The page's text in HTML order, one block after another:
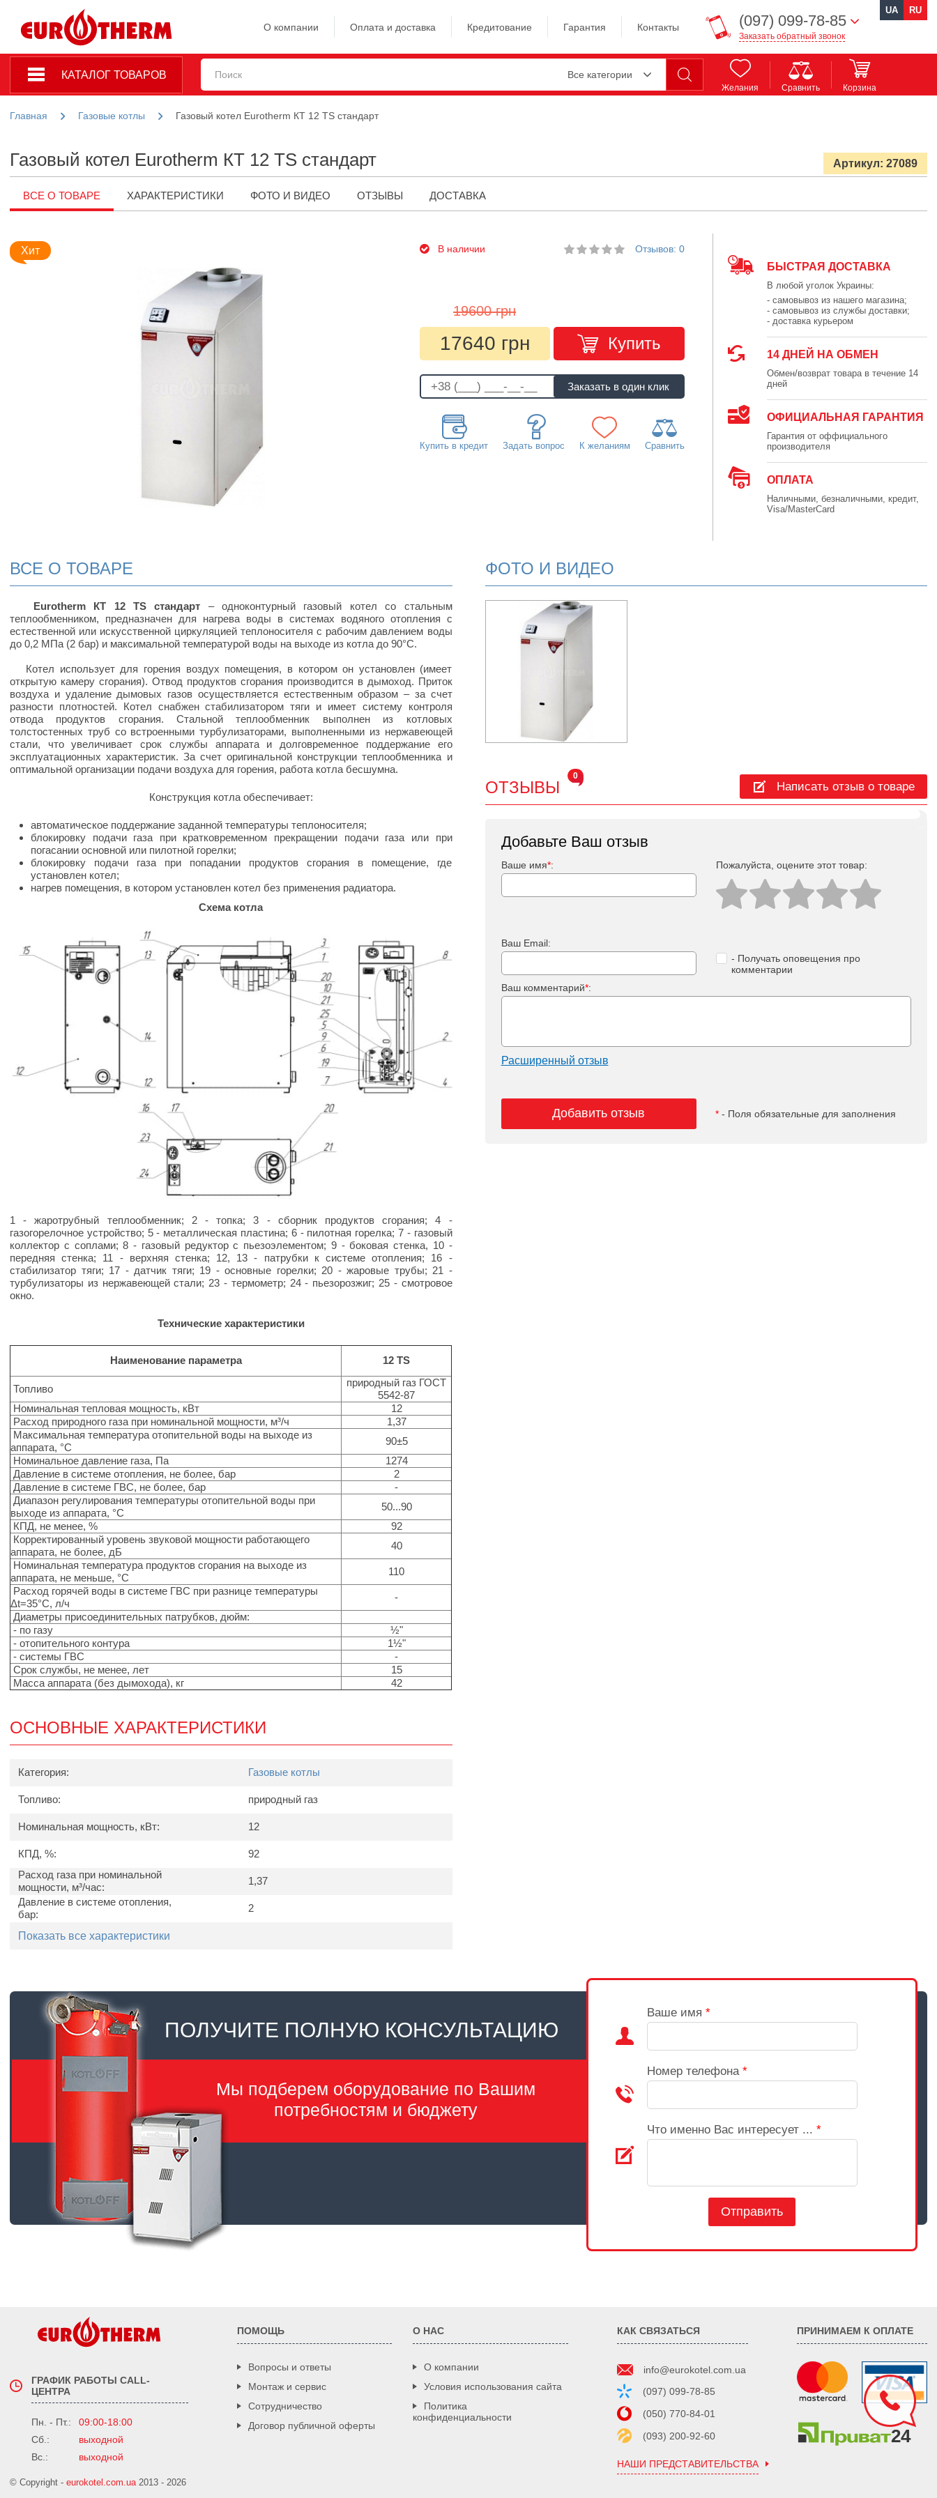
О компании Оплата и доставка Кредитование Гарантия Контакты (097) 099-78-85
Заказать обратный звонок
UA RU
КАТАЛОГ ТОВАРОВ Все категории
Желания Сравнить Корзина
Главная Газовые котлы Газовый котел Eurotherm КТ 12 TS стандарт
Газовый котел Eurotherm КТ 12 TS стандарт Артикул: 27089
ВСЕ О ТОВАРЕ ХАРАКТЕРИСТИКИ ФОТО И ВИДЕО ОТЗЫВЫ ДОСТАВКА
Хит В наличии Отзывов: 0
19600 грн
17640 грн Купить
Купить в кредит Задать вопрос К желаниям Сравнить
БЫСТРАЯ ДОСТАВКА
В любой уголок Украины:
- самовывоз из нашего магазина;
- самовывоз из службы доставки;
- доставка курьером
14 ДНЕЙ НА ОБМЕН
Обмен/возврат товара в течение 14
дней
ОФИЦИАЛЬНАЯ ГАРАНТИЯ
Гарантия от оффициального
производителя
ОПЛАТА
Наличными, безналичными, кредит,
Visa/MasterCard
ВСЕ О ТОВАРЕ
Eurotherm КТ 12 TS стандарт – одноконтурный газовый котел со стальным
теплообменником, предназначен для нагрева воды в системах водяного отопления с
естественной или искусственной циркуляцией теплоносителя с рабочим давлением воды
до 0,2 МПа (2 бар) и максимальной температурой воды на выходе из котла до 90°С.
Котел использует для горения воздух помещения, в котором он установлен (имеет
открытую камеру сгорания). Отвод продуктов сгорания производится в дымоход. Приток
воздуха и удаление дымовых газов осуществляется естественным образом – за счет
разности плотностей. Котел снабжен стабилизатором тяги и имеет систему контроля
отвода продуктов сгорания. Стальной теплообменник выполнен из котловых
толстостенных труб со встроенными турбулизаторами, выполненными из нержавеющей
стали, что увеличивает срок службы аппарата и долговременное поддержание его
эксплуатационных характеристик. За счет оригинальной конструкции теплообменника и
оптимальной организации подачи воздуха для горения, работа котла бесшумна.
Конструкция котла обеспечивает:
автоматическое поддержание заданной температуры теплоносителя;
блокировку подачи газа при кратковременном прекращении подачи газа или при
погасании основной или пилотной горелки;
блокировку подачи газа при попадании продуктов сгорания в помещение, где
установлен котел;
нагрев помещения, в котором установлен котел без применения радиатора.
Схема котла
1 - жаротрубный теплообменник; 2 - топка; 3 - сборник продуктов сгорания; 4 -
газогорелочное устройство; 5 - металлическая пластина; 6 - пилотная горелка; 7 - газовый
коллектор с соплами; 8 - газовый редуктор с пьезоэлементом; 9 - боковая стенка, 10 -
передняя стенка; 11 - верхняя стенка; 12, 13 - патрубки к системе отопления; 16 -
стабилизатор тяги; 17 - датчик тяги; 19 - основные горелки; 20 - жаровые трубы; 21 -
турбулизаторы из нержавеющей стали; 23 - термометр; 24 - пьезорозжиг; 25 - смотровое
окно.
Технические характеристики
Наименование параметра 12 TS
Топливо
природный газ ГОСТ
5542-87
Номинальная тепловая мощность, кВт
12
Расход природного газа при номинальной мощности, м³/ч
1,37
Максимальная температура отопительной воды на выходе из
аппарата, °С
90±5
Номинальное давление газа, Па
1274
Давление в системе отопления, не более, бар
2
Давление в системе ГВС, не более, бар
-
Диапазон регулирования температуры отопительной воды при
выходе из аппарата, °С
50...90
КПД, не менее, %
92
Корректированный уровень звуковой мощности работающего
аппарата, не более, дБ
40
Номинальная температура продуктов сгорания на выходе из
аппарата, не меньше, °С
110
Расход горячей воды в системе ГВС при разнице температуры
Δt=35°C, л/ч
-
Диаметры присоединительных патрубков, дюйм:
- по газу
½"
- отопительного контура
1½"
- системы ГВС
-
Срок службы, не менее, лет
15
Масса аппарата (без дымохода), кг
42
ОСНОВНЫЕ ХАРАКТЕРИСТИКИ
Категория: Газовые котлы
Топливо: природный газ
Номинальная мощность, кВт: 12
КПД, %:
92
Расход газа при номинальной
мощности, м³/час:
1,37
Давление в системе отопления,
бар:
2
Показать все характеристики
ФОТО И ВИДЕО
ОТЗЫВЫ
0
Написать отзыв о товаре
Добавьте Ваш отзыв
Ваше имя*: Пожалуйста, оцeните этот товар:
Ваш Email:
- Получать оповещения про
комментарии
Ваш комментарий*:
Расширенный отзыв
Добавить отзыв *- Поля обязательные для заполнения
ПОЛУЧИТЕ ПОЛНУЮ КОНСУЛЬТАЦИЮ
Мы подберем оборудование по Вашим
потребностям и бюджету
Ваше имя *
Номер телефона *
Что именно Вас интересует ... *
Отправить
ГРАФИК РАБОТЫ CALL-
ЦЕНТРА
Пн. - Пт.:
09:00-18:00
Сб.:
выходной
Вс.:
выходной
© Copyright - eurokotel.com.ua2013 - 2026
ПОМОЩЬ
Вопросы и ответы
Монтаж и сервис
Сотрудничество
Договор публичной оферты
О НАС
О компании
Условия использования сайта
Политика
конфиденциальности
КАК СВЯЗАТЬСЯ
info@eurokotel.com.ua
(097) 099-78-85
(050) 770-84-01
(093) 200-92-60
НАШИ ПРЕДСТАВИТЕЛЬСТВА
ПРИНИМАЕМ К ОПЛАТЕ